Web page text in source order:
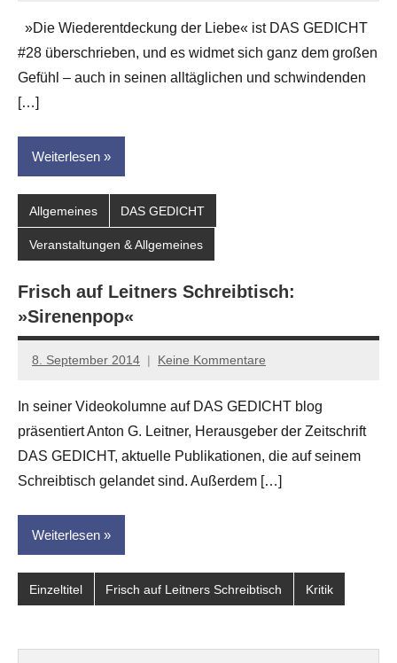
Hornauer
für
dasgedichtblog
»Die Wiederentdeckung der Liebe« ist DAS GEDICHT
#28 überschrieben, und es widmet sich ganz dem großen
Gefühl – auch in seinen alltäglichen und schwindenden
[…]
Weiterlesen
Allgemeines DAS GEDICHT
Veranstaltungen & Allgemeines
Frisch auf Leitners Schreibtisch:
»Sirenenpop«
8. September 2014
Anton
Leitner
Keine Kommentare
In seiner Videokolumne auf DAS GEDICHT blog
präsentiert Anton G. Leitner, Herausgeber der Zeitschrift
DAS GEDICHT, aktuelle Publikationen, die auf seinem
Schreibtisch gelandet sind. Außerdem […]
Weiterlesen
Einzeltitel Frisch auf Leitners Schreibtisch Kritik